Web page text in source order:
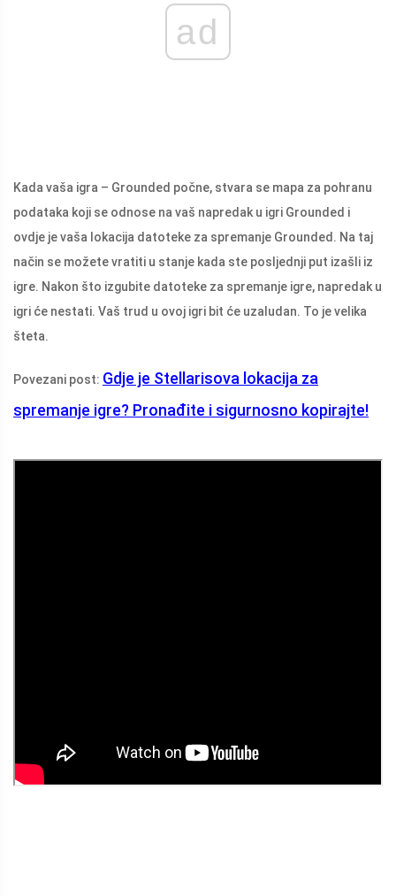
ad
Kada vaša igra – Grounded počne, stvara se mapa za pohranu
podataka koji se odnose na vaš napredak u igri Grounded i
ovdje je vaša lokacija datoteke za spremanje Grounded. Na taj
način se možete vratiti u stanje kada ste posljednji put izašli iz
igre. Nakon što izgubite datoteke za spremanje igre, napredak u
igri će nestati. Vaš trud u ovoj igri bit će uzaludan. To je velika
šteta.
Povezani post: Gdje je Stellarisova lokacija za
spremanje igre? Pronađite i sigurnosno kopirajte!